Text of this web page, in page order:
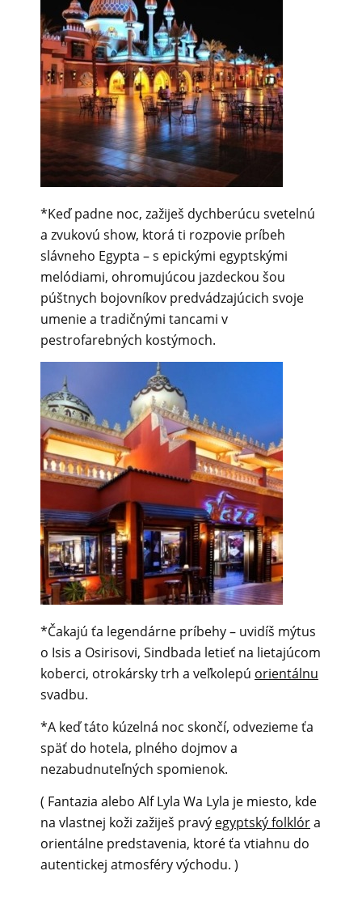
*Keď padne noc, zažiješ dychberúcu svetelnú
a zvukovú show, ktorá ti rozpovie príbeh
slávneho Egypta – s epickými egyptskými
melódiami, ohromujúcou jazdeckou šou
púštnych bojovníkov predvádzajúcich svoje
umenie a tradičnými tancami v
pestrofarebných kostýmoch.
*Čakajú ťa legendárne príbehy – uvidíš mýtus
o Isis a Osirisovi, Sindbada letieť na lietajúcom
koberci, otrokársky trh a veľkolepú orientálnu
svadbu.
*A keď táto kúzelná noc skončí, odvezieme ťa
späť do hotela, plného dojmov a
nezabudnuteľných spomienok.
( Fantazia alebo Alf Lyla Wa Lyla je miesto, kde
na vlastnej koži zažiješ pravý egyptský folklóra
orientálne predstavenia, ktoré ťa vtiahnu do
autentickej atmosféry východu. )